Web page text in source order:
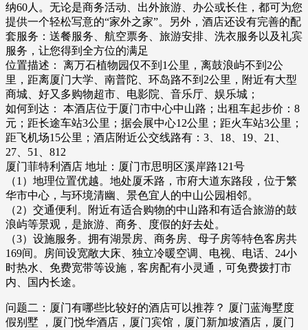
纳60人。无论是商务活动、出外旅游、办公或长住，都可为您
提供一个轻松写意的“家外之家”。另外，酒店还设有完善的配
套服务：送餐服务、航空票务、旅游安排、洗衣服务以及礼宾
服务，让您得到全方位的满足
位置描述： 离万石植物园仅不到1公里，离鼓浪屿不到2公
里，距离厦门大学、南普陀、环岛路不到2公里，附近有大型
商城、好又多购物超市、电影院、音乐厅、娱乐城；
如何到达： 本酒店位于厦门市中心中山路；出租车起步价：8
元；距长途车站3公里；据会展中心12公里；距火车站3公里；
距飞机场15公里；酒店附近公交线路有：3、18、19、21、
27、51、812
厦门菲特利酒店 地址：厦门市思明区溪岸路121号
（1）地理位置优越。地处厦禾路，市府大道东路段，位于繁
华市中心，与环境清幽、景色宜人的中山公园相邻。
（2）交通便利。附近有适合购物的中山路和有适合旅游的鼓
浪屿等景观，是旅游、商务、度假的好去处。
（3）设施服务。拥有湖景房、商务房、母子房等特色客房共
169间。房间设宽敞大床、独立冷暖空调、电视、电话、24小
时热水、免费宽带等设施，客房配有小灵通，可免费拨打市
内、国内长途。
问题二：厦门有哪些比较好的酒店可以推荐？ 厦门蓝海墅度
假别墅 ，厦门悦华酒店，厦门宾馆，厦门新加坡酒店，厦门